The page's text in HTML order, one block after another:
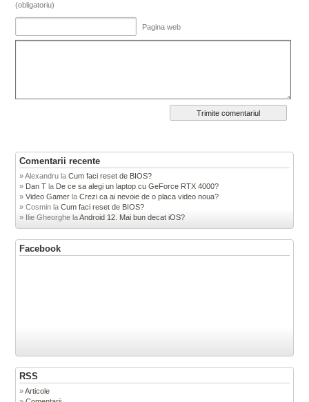
(obligatoriu)
Pagina web
Comentarii recente
Alexandru laCum faci reset de BIOS?
Dan T la De ce sa alegi un laptop cu GeForce RTX 4000?
Video Gamer laCrezi ca ai nevoie de o placa video noua?
Cosmin laCum faci reset de BIOS?
Ilie Gheorghe laAndroid 12. Mai bun decat iOS?
Facebook
RSS
Articole